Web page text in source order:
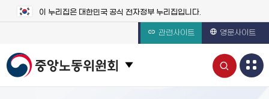
이 누리집은 대한민국 공식 전자정부 누리집입니다.
관련사이트 영문사이트
관련 사이트 목록 보기
통
합